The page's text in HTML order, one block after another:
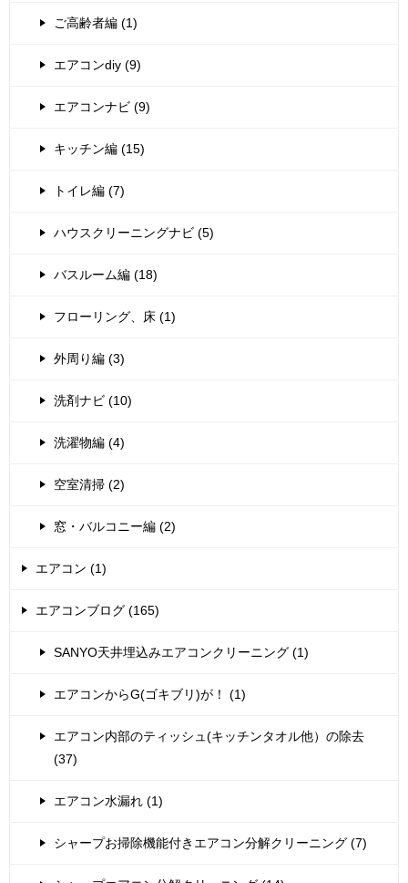
ご高齢者編 (1)
エアコンdiy (9)
エアコンナビ (9)
キッチン編 (15)
トイレ編 (7)
ハウスクリーニングナビ (5)
バスルーム編 (18)
フローリング、床 (1)
外周り編 (3)
洗剤ナビ (10)
洗濯物編 (4)
空室清掃 (2)
窓・バルコニー編 (2)
エアコン (1)
エアコンブログ (165)
SANYO天井埋込みエアコンクリーニング (1)
エアコンからG(ゴキブリ)が！ (1)
エアコン内部のティッシュ(キッチンタオル他）の除去
(37)
エアコン水漏れ (1)
シャープお掃除機能付きエアコン分解クリーニング (7)